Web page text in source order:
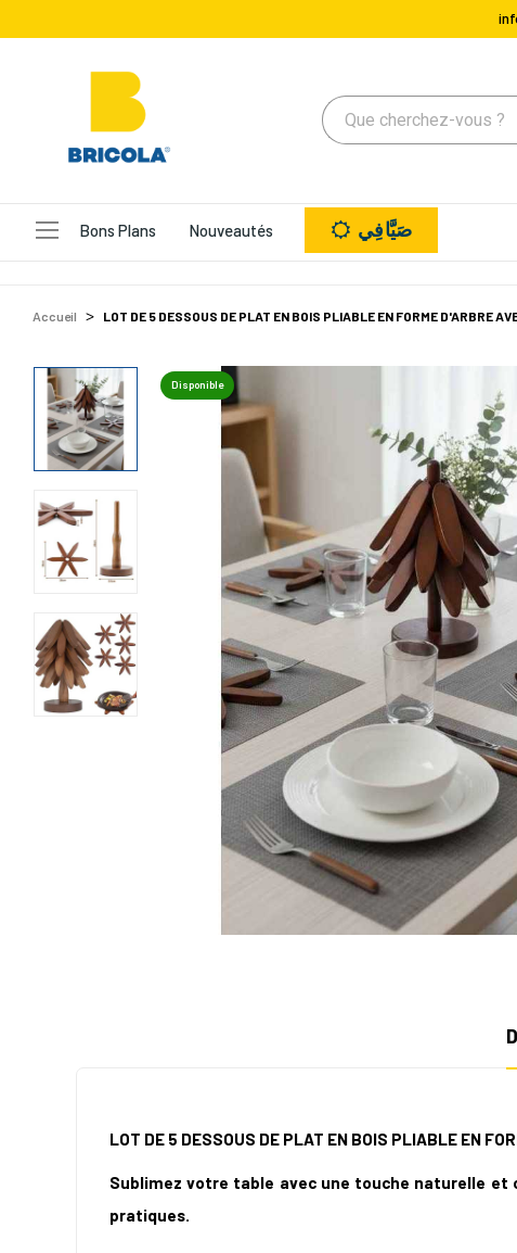
Bons Plans Nouveautés صَيَّافِي
Accueil LOT DE 5 DESSOUS DE PLAT EN BOIS PLIABLE EN FORME D'ARBRE
Disponible
LOT DE 5 DESSOUS DE PLAT EN BOIS PLIABLE EN
Sublimez votre table avec une touche naturelle et
pratiques.